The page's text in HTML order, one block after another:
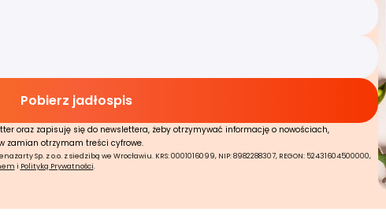
oraz zapisuję się do newslettera, żeby otrzymywać informację o nowościach,
zamian otrzymam treści cyfrowe.
Sp. z o.o. z siedzibą we Wrocławiu. KRS: 0001016099, NIP: 8982288307, REGON: 52431604500000,
i Polityką Prywatności.